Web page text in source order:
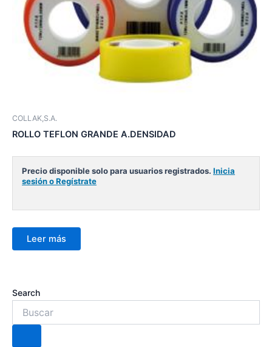
COLLAK,S.A.
ROLLO TEFLON GRANDE A.DENSIDAD
Precio disponible solo para usuarios registrados. Inicia
sesión o Regístrate
Leer más
Search